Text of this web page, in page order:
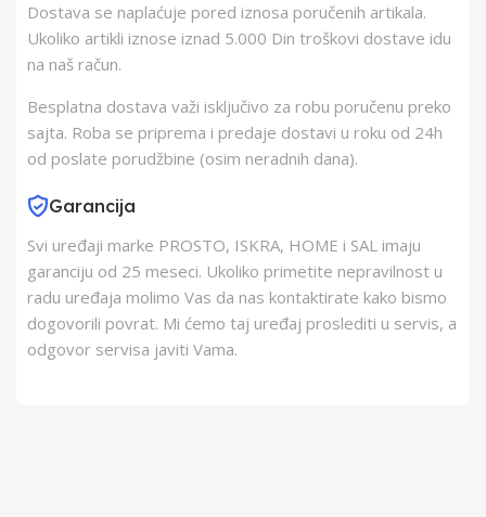
Barkod 8605043216474
Dostava se naplaćuje pored iznosa poručenih artikala.
Ukoliko artikli iznose iznad 5.000 Din troškovi dostave idu
na naš račun.
Besplatna dostava važi isključivo za robu poručenu preko
sajta. Roba se priprema i predaje dostavi u roku od 24h
od poslate porudžbine (osim neradnih dana).
Garancija
Svi uređaji marke PROSTO, ISKRA, HOME i SAL imaju
garanciju od 25 meseci. Ukoliko primetite nepravilnost u
radu uređaja molimo Vas da nas kontaktirate kako bismo
dogovorili povrat. Mi ćemo taj uređaj proslediti u servis, a
odgovor servisa javiti Vama.